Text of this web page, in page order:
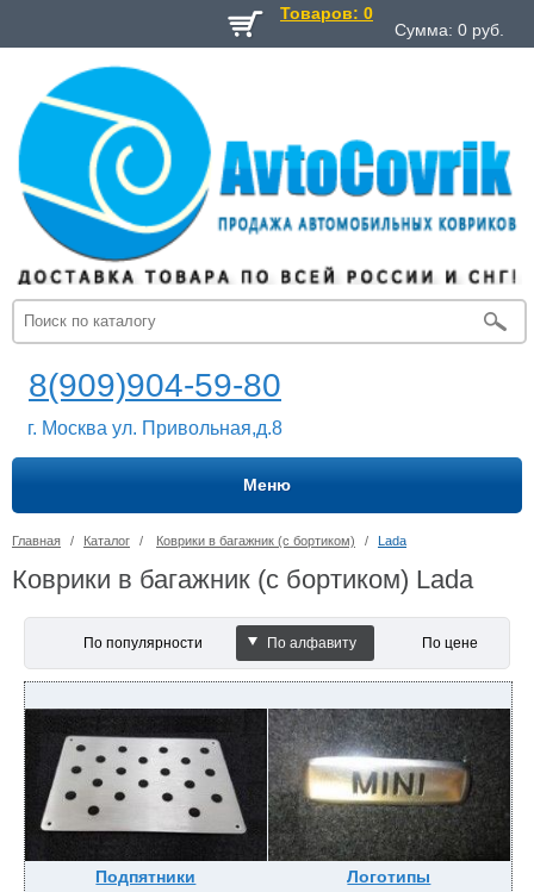
Товаров: 0
Сумма: 0 руб.
8(909)904-59-80
г. Москва ул. Привольная,д.8
Меню
Главная / Каталог / Коврики в багажник (с бортиком) / Lada
Коврики в багажник (с бортиком) Lada
По популярности По алфавиту По цене
Подпятники Логотипы